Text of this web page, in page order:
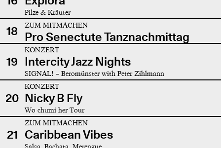
Pilze & Kräuter
18 ZUM MITMACHEN
Pro Senectute Tanznachmittag
19
KONZERT
Intercity Jazz Nights
SIGNAL! – Beromünster with Peter Zihlmann
20
KONZERT
Nicky B Fly
Wo chumi her Tour
21
ZUM MITMACHEN
Caribbean Vibes